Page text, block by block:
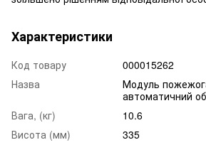
Характеристики
Код товару
000015262
Назва
Модуль
автоматичний
Вага, (кг)
10.6
Висота (мм)
335